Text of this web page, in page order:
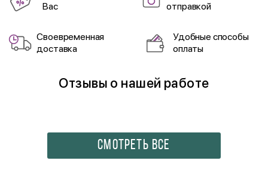
Вас
отправкой
Своевременная
доставка
Удобные способы
оплаты
Отзывы о нашей работе
СМОТРЕТЬ ВСЕ